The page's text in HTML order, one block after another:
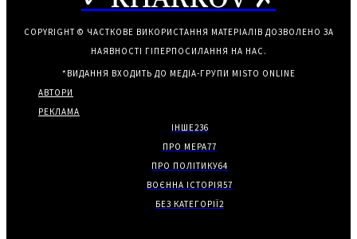
COPYRIGHT © ЧАСТКОВЕ ВИКОРИСТАННЯ МАТЕРІАЛІВ ДОЗВОЛЕНО ЗА
НАЯВНОСТІ ГІПЕРПОСИЛАННЯ НА НАС.
*ВИДАННЯ ВХОДИТЬ ДО МЕДІА-ГРУПИ MISTO ONLINE
АВТОРИ
РЕКЛАМА
ІНШЕ236
ПРО МЕРА77
ПРО ПОЛІТИКУ64
ВОЄННА ІСТОРІЯ57
БЕЗ КАТЕГОРІЇ2